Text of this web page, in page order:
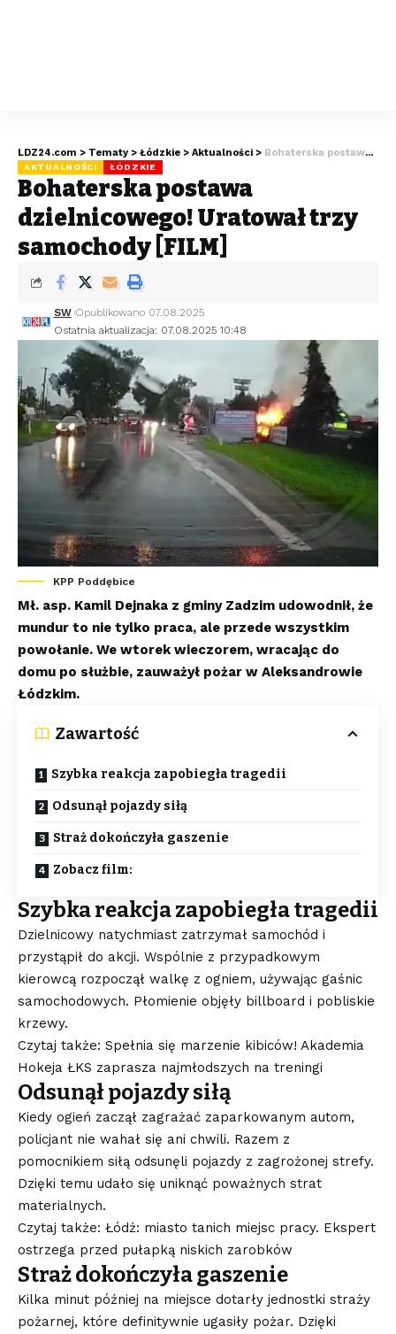
LDZ24.com > Tematy > Łódzkie > Aktualności > Bohaterska postawa dzielnicowego! Uratował trzy samochody [FILM]
AKTUALNOŚCI ŁÓDZKIE
Bohaterska postawa
dzielnicowego! Uratował trzy
samochody [FILM]
Ostatnia aktualizacja: 07.08.2025 10:48
SW Opublikowano 07.08.2025
KPP Poddębice
Mł. asp. Kamil Dejnaka z gminy Zadzim udowodnił, że
mundur to nie tylko praca, ale przede wszystkim
powołanie. We wtorek wieczorem, wracając do
domu po służbie, zauważył pożar w Aleksandrowie
Łódzkim.
Zawartość
Szybka reakcja zapobiegła tragedii
Odsunął pojazdy siłą
Straż dokończyła gaszenie
Zobacz film:
Szybka reakcja zapobiegła tragedii
Dzielnicowy natychmiast zatrzymał samochód i
przystąpił do akcji. Wspólnie z przypadkowym
kierowcą rozpoczął walkę z ogniem, używając gaśnic
samochodowych. Płomienie objęły billboard i pobliskie
krzewy.
Czytaj także: Spełnia się marzenie kibiców! Akademia
Hokeja ŁKS zaprasza najmłodszych na treningi
Odsunął pojazdy siłą
Kiedy ogień zaczął zagrażać zaparkowanym autom,
policjant nie wahał się ani chwili. Razem z
pomocnikiem siłą odsunęli pojazdy z zagrożonej strefy.
Dzięki temu udało się uniknąć poważnych strat
materialnych.
Czytaj także: Łódź: miasto tanich miejsc pracy. Ekspert
ostrzega przed pułapką niskich zarobków
Straż dokończyła gaszenie
Kilka minut później na miejsce dotarły jednostki straży
pożarnej, które definitywnie ugasiły pożar. Dzięki